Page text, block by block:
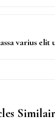
varius elit